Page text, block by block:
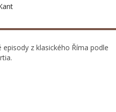
z klasického Říma podle